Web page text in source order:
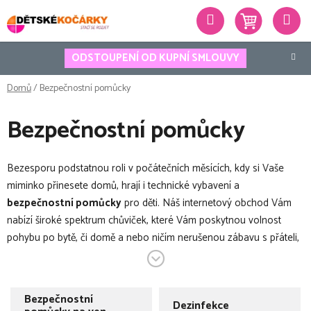
na
obsah
ODSTOUPENÍ OD KUPNÍ SMLOUVY
Hledat
Domů/Bezpečnostní pomůcky
Bezpečnostní pomůcky
Bezesporu podstatnou roli v počátečních měsících, kdy si Vaše
miminko přinesete domů, hrají i technické vybavení a
bezpečnostní pomůckypro děti. Náš internetový obchod Vám
nabízí široké spektrum chůviček, které Vám poskytnou volnost
pohybu po bytě, či domě a nebo ničím nerušenou zábavu s přáteli,
či rodinou s vědomím, že své miminko okamžitě uslyšíte. Dále
monitory dechu
má být. Nabízíme ale i bezpečnostní pásy pro těhotné, které ocení
Bezpečnostní Dezinfekce